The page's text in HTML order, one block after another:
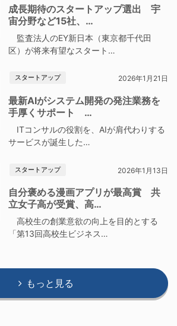
成長期待のスタートアップ選出 宇
宙分野など15社、…
監査法人のEY新日本（東京都千代田
区）が将来有望なスタート…
スタートアップ 2026年1月21日
最新AIがシステム開発の発注業務を
手厚くサポート …
ITコンサルの役割を、AIが肩代わりする
サービスが誕生した…
スタートアップ 2026年1月13日
自分褒める漫画アプリが最高賞 共
立女子高が受賞、高…
高校生の創業意欲の向上を目的とする
「第13回高校生ビジネス…
もっと見る